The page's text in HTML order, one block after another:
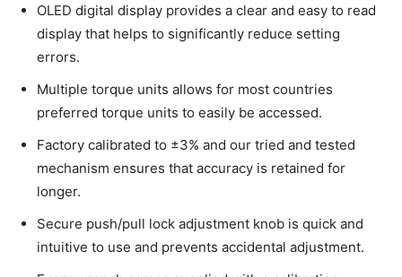
OLED digital display provides a clear and easy to read
display that helps to significantly reduce setting
errors.
Multiple torque units allows for most countries
preferred torque units to easily be accessed.
Factory calibrated to ±3% and our tried and tested
mechanism ensures that accuracy is retained for
longer.
Secure push/pull lock adjustment knob is quick and
intuitive to use and prevents accidental adjustment.